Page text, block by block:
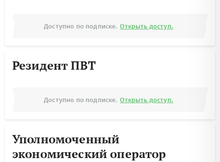
Доступно по подписке. Открыть доступ.
Резидент ПВТ
Доступно по подписке. Открыть доступ.
Уполномоченный
экономический оператор